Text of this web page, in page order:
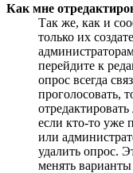
Как мне
Так же, как и
только их
перейдите к
опрос всегда
проголосовать,
если кто-то уже
или
удалить опрос.
менять